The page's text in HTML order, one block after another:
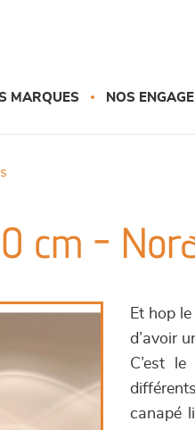
MARQUES NOS
cm -
Et hop
d’avoir
C’est
canapé